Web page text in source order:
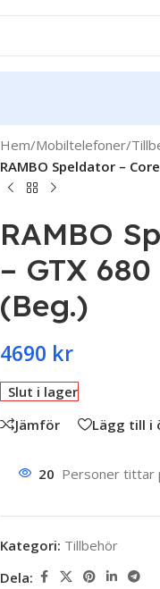
Hem/Mobiltelefoner/
RAMBO Speldator –
RAMBO
– GTX
(Beg.)
4690 kr
Slut i lager
Jämför
Lägg till i
20 Personer tittar
Kategori: Tillbehör
Dela: